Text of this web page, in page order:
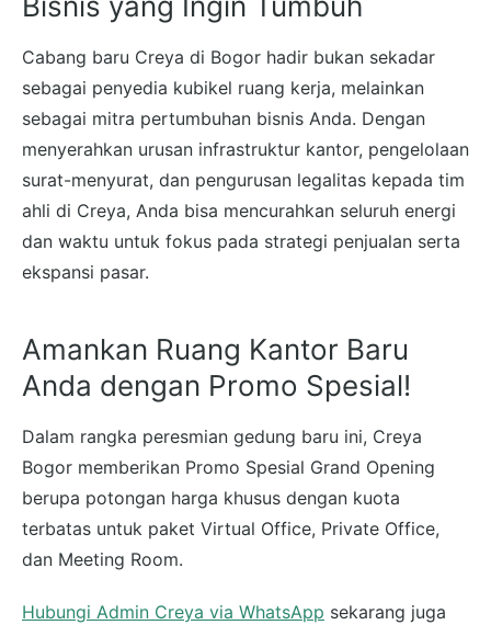
Cabang baru Creya di Bogor hadir bukan sekadar
sebagai penyedia kubikel ruang kerja, melainkan
sebagai mitra pertumbuhan bisnis Anda. Dengan
menyerahkan urusan infrastruktur kantor, pengelolaan
surat-menyurat, dan pengurusan legalitas kepada tim
ahli di Creya, Anda bisa mencurahkan seluruh energi
dan waktu untuk fokus pada strategi penjualan serta
ekspansi pasar.
Amankan Ruang Kantor Baru
Anda dengan Promo Spesial!
Dalam rangka peresmian gedung baru ini, Creya
Bogor memberikan Promo Spesial Grand Opening
berupa potongan harga khusus dengan kuota
terbatas untuk paket Virtual Office, Private Office,
dan Meeting Room.
Hubungi Admin Creya via WhatsApp sekarang juga